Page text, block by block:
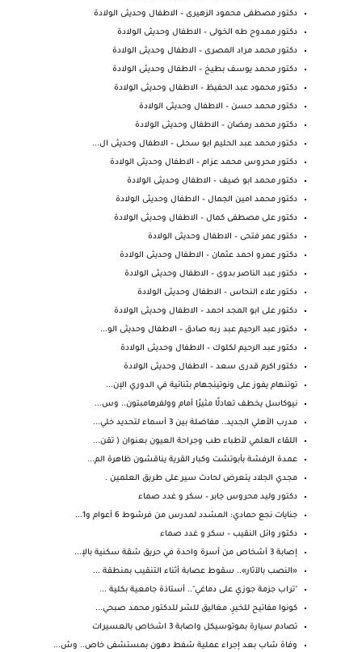
دكتور مصطفى محمود الزهيرى – الاطفال وحديثى الولادة
دكتور ممدوح طه الخولى – الاطفال وحديثى الولادة
دكتور محمد مراد المصرى – الاطفال وحديثى الولادة
دكتور محمد يوسف بطيخ – الاطفال وحديثى الولادة
دكتور محمود عبد الحفيظ – الاطفال وحديثى الولادة
دكتور محمد حسن – الاطفال وحديثى الولادة
دكتور محمد رمضان – الاطفال وحديثى الولادة
دكتور محمد عبد الحليم ابو سحلى – الاطفال وحديثى ال...
دكتور محروس محمد عزام – الاطفال وحديثى الولادة
دكتور محمد ابو ضيف – الاطفال وحديثى الولادة
دكتور محمد امين الجمال – الاطفال وحديثى الولادة
دكتور على مصطفى كمال – الاطفال وحديثى الولادة
دكتور عمر فتحى – الاطفال وحديثى الولادة
دكتور عمرو احمد عثمان – الاطفال وحديثى الولادة
دكتور عبد الناصر بدوى – الاطفال وحديثى الولادة
دكتور علاء النحاس – الاطفال وحديثى الولادة
دكتور على ابو المجد احمد – الاطفال وحديثى الولادة
دكتور عبد الرحيم عبد ربه صادق – الاطفال وحديثى الو...
دكتور عبد الرحيم لكلوك – الاطفال وحديثى الولادة
دكتور اكرم قدرى سعد – الاطفال وحديثى الولادة
توتنهام يفوز على ونوتينجهام بثنائية في الدوري الإن...
نيوكاسل يخطف تعادلًا مثيرًا أمام وولفرهامبتون.. وس...
مدرب الأهلي الجديد.. مفاضلة بين 3 أسماء لتحديد خلي...
اللقاء العلمي لأطباء طب وجراحة العيون بعنوان ( تقن...
عمدة الرفشة بأبوتشت وكبار القرية يناقشون ظاهرة الم...
مجدي الجلاد يتعرض لحادث سير على طريق العلمين .
دكتور وليد محروس جابر – سكر و غدد صماء
جنايات نجع حمادي: المشدد لمدرس من فرشوط 6 أعوام و1...
دكتور وائل النقيب – سكر و غدد صماء
إصابة 3 أشخاص من أسرة واحدة في حريق شقة سكنية بالإ...
«النصب بالآثار».. سقوط عصابة أثناء التنقيب بمنطقة ...
‏"تراب جزمة جوزي على دماغي".. أستاذة جامعية بكلية ...
كونوا مفاتيح للخيرِ، مغاليق للشر للدكتور محمد صبحي...
تصادم سيارة بموتوسيكل واصابة 3 اشخاص بالعسيرات
وفاة شاب بعد إجراء عملية شفط دهون بمستشفى خاص.. وش...